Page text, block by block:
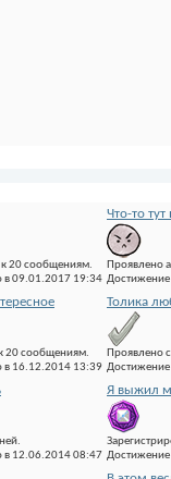
к 20 сообщениям.
в 09.01.2017 19:34
Что-то тут
Проявлено
20 сообщениям.
в 16.12.2014 13:39
Толика
Проявлено
в 12.06.2014 08:47
Я выжил